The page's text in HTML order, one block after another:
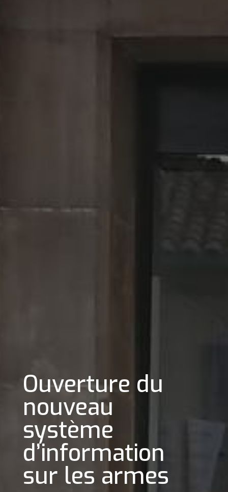
Ouverture du
nouveau
système
d’information
sur les armes